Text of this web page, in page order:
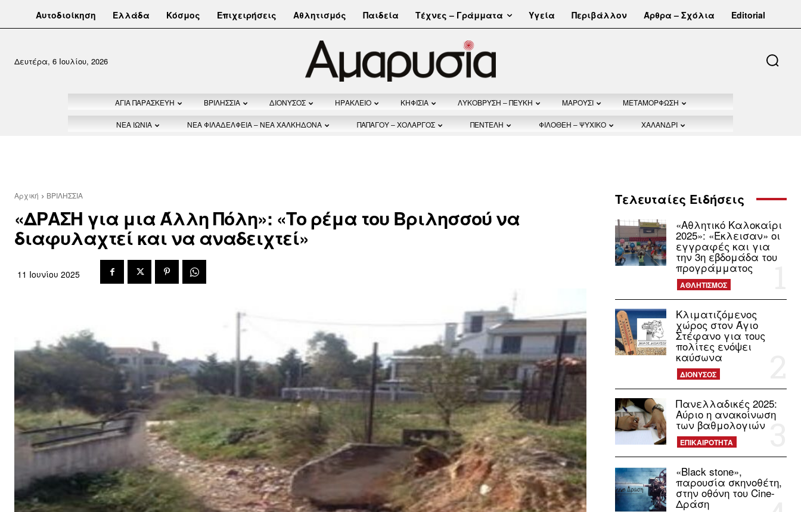
Αυτοδιοίκηση Ελλάδα Κόσμος Επιχειρήσεις Αθλητισμός Παιδεία Τέχνες – Γράμματα Υγεία Περιβάλλον Άρθρα – Σχόλια Editorial
Δευτέρα, 6 Ιουλίου, 2026
ΑΓΙΑ ΠΑΡΑΣΚΕΥΗ ΒΡΙΛΗΣΣΙΑ ΔΙΟΝΥΣΟΣ ΗΡΑΚΛΕΙΟ ΚΗΦΙΣΙΑ ΛΥΚΟΒΡΥΣΗ – ΠΕΥΚΗ ΜΑΡΟΥΣΙ ΜΕΤΑΜΟΡΦΩΣΗ
ΝΕΑ ΙΩΝΙΑ ΝΕΑ ΦΙΛΑΔΕΛΦΕΙΑ – ΝΕΑ ΧΑΛΚΗΔΟΝΑ ΠΑΠΑΓΟΥ – ΧΟΛΑΡΓΟΣ ΠΕΝΤΕΛΗ ΦΙΛΟΘΕΗ – ΨΥΧΙΚΟ ΧΑΛΑΝΔΡΙ
Αρχική ΒΡΙΛΗΣΣΙΑ
«ΔΡΑΣΗ για μια Άλλη Πόλη»: «Το ρέμα του Βριλησσού να
διαφυλαχτεί και να αναδειχτεί»
11 Ιουνίου 2025
Τελευταίες Ειδήσεις
«Αθλητικό Καλοκαίρι
2025»: «Έκλεισαν» οι
εγγραφές και για
την 3η εβδομάδα του
προγράμματος
ΑΘΛΗΤΙΣΜΟΣ
Κλιματιζόμενος
χώρος στον Άγιο
Στέφανο για τους
πολίτες ενόψει
καύσωνα
ΔΙΟΝΥΣΟΣ
Πανελλαδικές 2025:
Αύριο η ανακοίνωση
των βαθμολογιών
ΕΠΙΚΑΙΡΟΤΗΤΑ
«Black stone»,
παρουσία σκηνοθέτη,
στην οθόνη του Cine-
Δράση